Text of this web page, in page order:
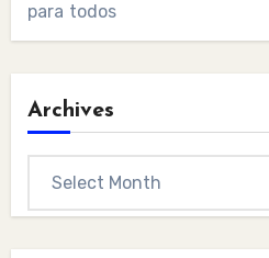
para todos
Archives